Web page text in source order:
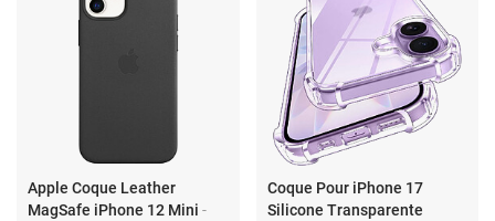
Apple Coque Leather
MagSafe iPhone 12 Mini -
Coque Pour iPhone 17
Silicone Transparente